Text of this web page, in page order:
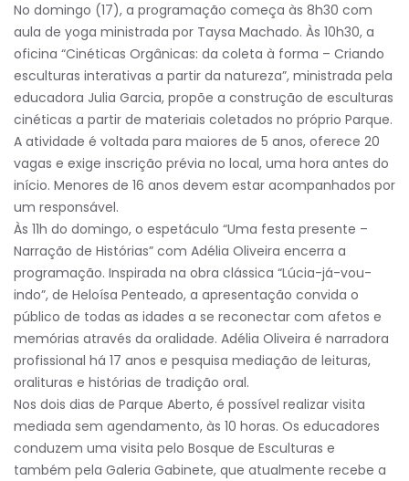
No domingo (17), a programação começa às 8h30 com
aula de yoga ministrada por Taysa Machado. Às 10h30, a
oficina “Cinéticas Orgânicas: da coleta à forma – Criando
esculturas interativas a partir da natureza”, ministrada pela
educadora Julia Garcia, propõe a construção de esculturas
cinéticas a partir de materiais coletados no próprio Parque.
A atividade é voltada para maiores de 5 anos, oferece 20
vagas e exige inscrição prévia no local, uma hora antes do
início. Menores de 16 anos devem estar acompanhados por
um responsável.
Às 11h do domingo, o espetáculo “Uma festa presente –
Narração de Histórias” com Adélia Oliveira encerra a
programação. Inspirada na obra clássica “Lúcia-já-vou-
indo”, de Heloísa Penteado, a apresentação convida o
público de todas as idades a se reconectar com afetos e
memórias através da oralidade. Adélia Oliveira é narradora
profissional há 17 anos e pesquisa mediação de leituras,
oralituras e histórias de tradição oral.
Nos dois dias de Parque Aberto, é possível realizar visita
mediada sem agendamento, às 10 horas. Os educadores
conduzem uma visita pelo Bosque de Esculturas e
também pela Galeria Gabinete, que atualmente recebe a